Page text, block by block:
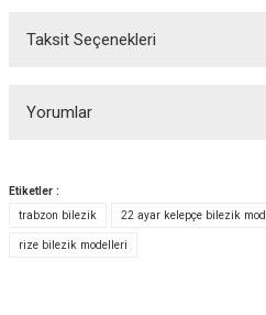
Taksit Seçenekleri
Yorumlar
Bu ürüne ilk
Etiketler :
trabzon bilezik
22 ayar kelepçe bilezik
rize bilezik modelleri